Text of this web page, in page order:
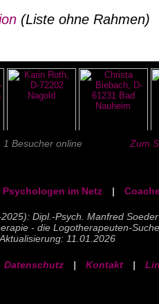
(Liste ohne Rahmen)
1 Besucher online Zum
Psychologen im Netz |
Dipl.-Psych. Manfred Soeder
- die Logotherapeuten-Suche
11.01.2026
Datenschutz | Kontakt |